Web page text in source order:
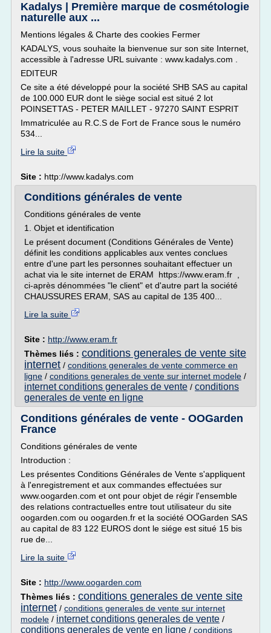
Kadalys | Première marque de cosmétologie
naturelle aux ...
Mentions légales & Charte des cookies Fermer
KADALYS, vous souhaite la bienvenue sur son site Internet,
accessible à l'adresse URL suivante : www.kadalys.com .
EDITEUR
Ce site a été développé pour la société SHB SAS au capital
de 100.000 EUR dont le siège social est situé 2 lot
POINSETTAS - PETER MAILLET - 97270 SAINT ESPRIT
Immatriculée au R.C.S de Fort de France sous le numéro
534...
Lire la suite
Site : http://www.kadalys.com
Conditions générales de vente
Conditions générales de vente
1. Objet et identification
Le présent document (Conditions Générales de Vente)
définit les conditions applicables aux ventes conclues
entre d'une part les personnes souhaitant effectuer un
achat via le site internet de ERAM https://www.eram.fr ,
ci-après dénommées "le client" et d'autre part la société
CHAUSSURES ERAM, SAS au capital de 135 400...
Lire la suite
Site : http://www.eram.fr
Thèmes liés : conditions generales de vente site
internet / conditions generales de vente commerce en
ligne / conditions generales de vente sur internet modele /
internet conditions generales de vente / conditions
generales de vente en ligne
Conditions générales de vente - OOGarden
France
Conditions générales de vente
Introduction :
Les présentes Conditions Générales de Vente s'appliquent
à l'enregistrement et aux commandes effectuées sur
www.oogarden.com et ont pour objet de régir l'ensemble
des relations contractuelles entre tout utilisateur du site
oogarden.com ou oogarden.fr et la société OOGarden SAS
au capital de 83 122 EUROS dont le siége est situé 15 bis
rue de...
Lire la suite
Site : http://www.oogarden.com
Thèmes liés : conditions generales de vente site
internet / conditions generales de vente sur internet
modele / internet conditions generales de vente /
conditions generales de vente en ligne / conditions